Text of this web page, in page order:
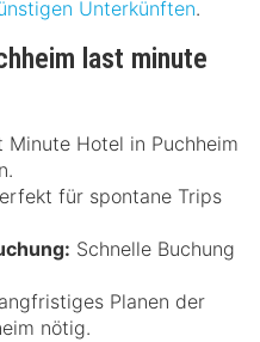
Unterkünften.
last minute
Minute Hotel in Puchheim
für spontane Trips
Schnelle Buchung
Planen der
nötig.